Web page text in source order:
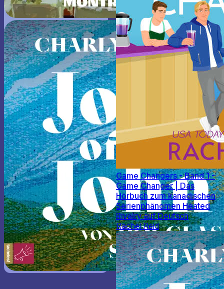
Game Changers - Band 1 -
Game Changer | Das
Hörbuch zum kanadischen
Serienphänomen Heated
Rivalry auf Deutsch
Rachel Reid